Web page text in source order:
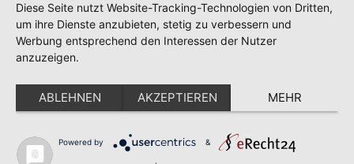
Polska
Português
Nederlands
Svenska
Diese Seite nutzt Website-Tracking-Technologien von Dritten,
um ihre Dienste anzubieten, stetig zu verbessern und
Werbung entsprechend den Interessen der Nutzer
anzuzeigen.
ABLEHNEN AKZEPTIEREN MEHR
Powered by &